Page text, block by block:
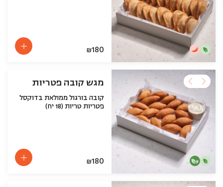
₪180
מגש קובה פטריות
קובה בורגול ממולאת בדוקסל
פטריות טריות (18 יח)
₪180